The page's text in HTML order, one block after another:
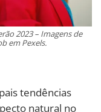
2023 – Imagens de
em Pexels.
tendências
natural no